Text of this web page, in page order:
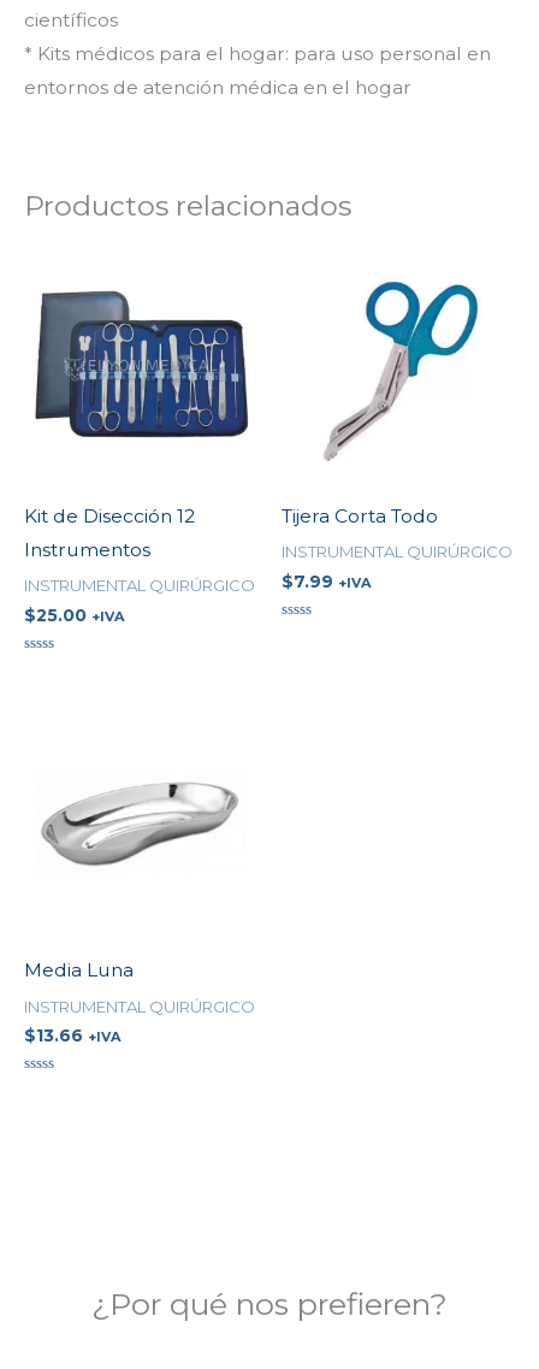
científicos
* Kits médicos para el hogar: para uso personal en
entornos de atención médica en el hogar
Productos relacionados
Kit de Disección 12
Instrumentos
INSTRUMENTAL QUIRÚRGICO
$25.00 +IVA
Tijera Corta Todo
INSTRUMENTAL QUIRÚRGICO
$7.99 +IVA
Media Luna
INSTRUMENTAL QUIRÚRGICO
$13.66 +IVA
¿Por qué nos prefieren?